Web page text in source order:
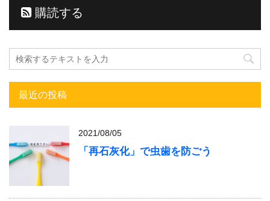
購読する
最近の投稿
2021/08/05
「再石灰化」で虫歯を防ごう